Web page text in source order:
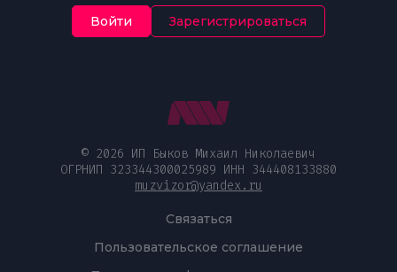
Войти Зарегистрироваться
© 2026 ИП Быков Михаил Николаевич
ОГРНИП 323344300025989 ИНН 344408133880
muzvizor@yandex.ru
Связаться
Пользовательское соглашение